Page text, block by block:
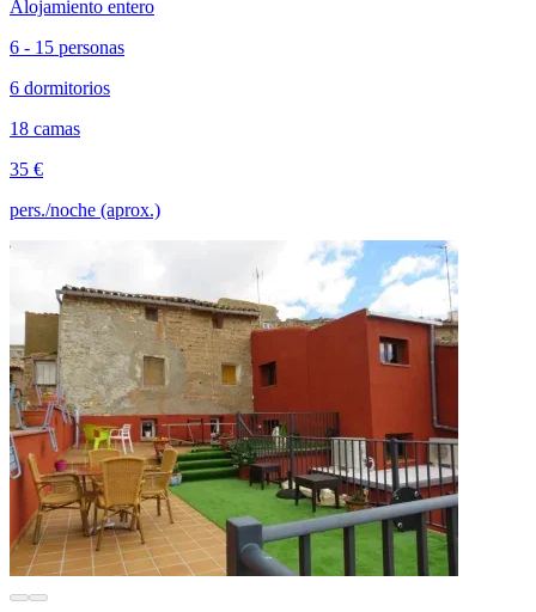
Alojamiento entero
6 - 15 personas
6 dormitorios
18 camas
35 €
pers./noche (aprox.)